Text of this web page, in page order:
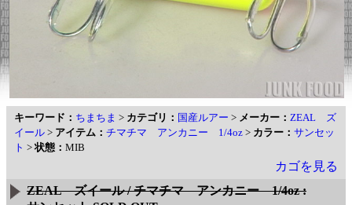
キーワード： ちまちま > カテゴリ： 国産ルアー > メーカー： ZEAL ズ
イール > アイテム： チマチマ アンカニー 1/4oz > カラー： サンセッ
ト >状態： MIB
カゴを見る
ZEAL ズイール / チマチマ アンカニー 1/4oz :